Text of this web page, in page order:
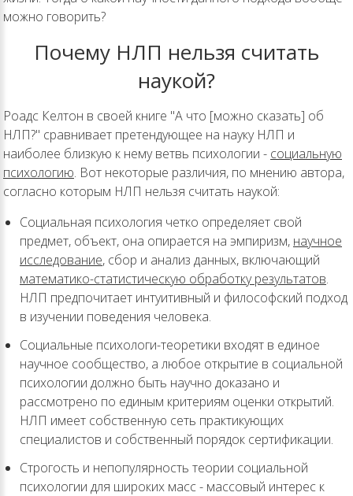
можно говорить?
Почему НЛП нельзя считать
наукой?
Роадс Келтон в своей книге "А что [можно сказать] об
НЛП?" сравнивает претендующее на науку НЛП и
наиболее близкую к нему ветвь психологии - социальную
психологию. Вот некоторые различия, по мнению автора,
согласно которым НЛП нельзя считать наукой:
Социальная психология четко определяет свой
предмет, объект, она опирается на эмпиризм, научное
исследование, сбор и анализ данных, включающий
математико-статистическую обработку результатов.
НЛП предпочитает интуитивный и философский подход
в изучении поведения человека.
Социальные психологи-теоретики входят в единое
научное сообщество, а любое открытие в социальной
психологии должно быть научно доказано и
рассмотрено по единым критериям оценки открытий.
НЛП имеет собственную сеть практикующих
специалистов и собственный порядок сертификации.
Строгость и непопулярность теории социальной
психологии для широких масс - массовый интерес к